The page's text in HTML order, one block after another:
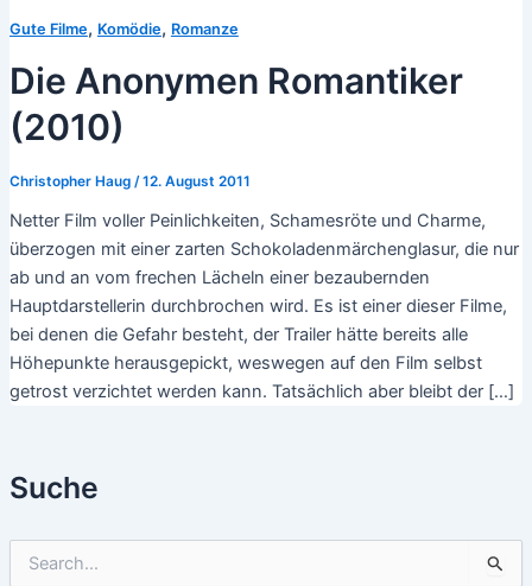
Suche
Gute Filme, Komödie, Romanze
Die Anonymen Romantiker
(2010)
Christopher Haug /12. August 2011
Netter Film voller Peinlichkeiten, Schamesröte und Charme,
überzogen mit einer zarten Schokoladenmärchenglasur, die nur
ab und an vom frechen Lächeln einer bezaubernden
Hauptdarstellerin durchbrochen wird. Es ist einer dieser Filme,
bei denen die Gefahr besteht, der Trailer hätte bereits alle
Höhepunkte herausgepickt, weswegen auf den Film selbst
getrost verzichtet werden kann. Tatsächlich aber bleibt der […]